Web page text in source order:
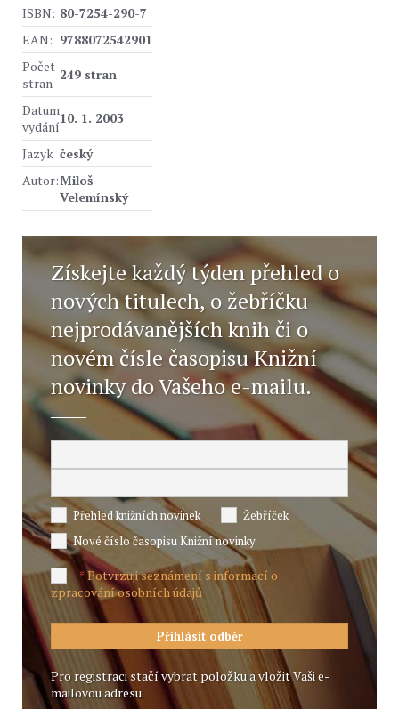
ISBN: 80-7254-290-7
EAN: 9788072542901
Počet
stran
249 stran
Datum
vydání
10. 1. 2003
Jazyk český
Autor:Miloš
Velemínský
Získejte každý týden přehled o
nových titulech, o žebříčku
nejprodávanějších knih či o
novém čísle časopisu Knižní
novinky do Vašeho e-mailu.
Přehled knižních novinek
Žebříček
Nové číslo časopisu Knižní novinky
*Potvrzuji seznámení s informací o
zpracování osobních údajů
Pro registraci stačí vybrat položku a vložit Vaši e-
mailovou adresu.